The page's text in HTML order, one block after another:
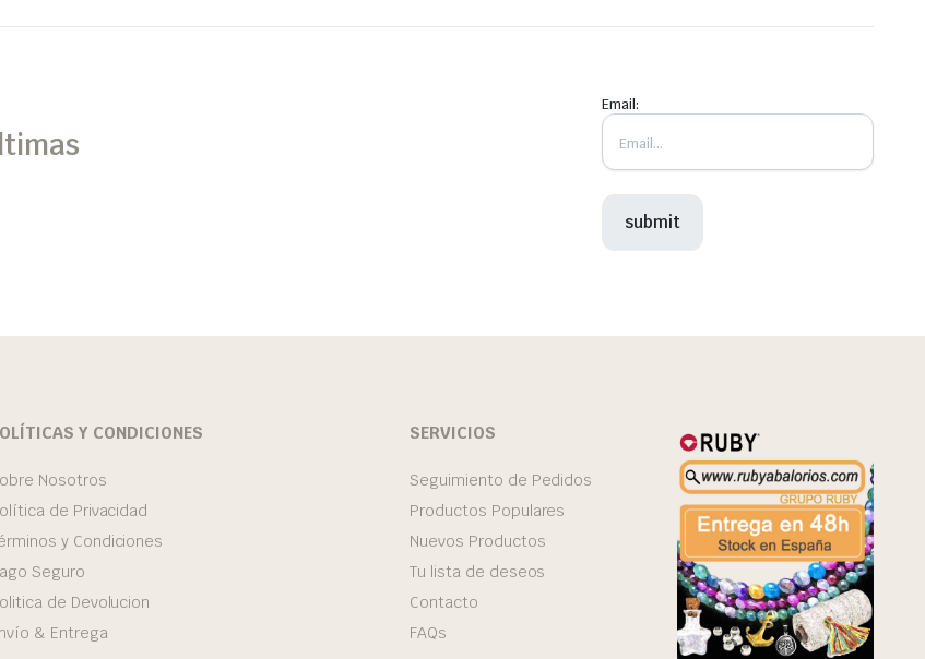
Email:
Y CONDICIONES
Nosotros
de Privacidad
y Condiciones
Seguro
de Devolucion
& Entrega
SERVICIOS
Seguimiento de Pedidos
Productos Populares
Nuevos Productos
Tu lista de deseos
Contacto
FAQs